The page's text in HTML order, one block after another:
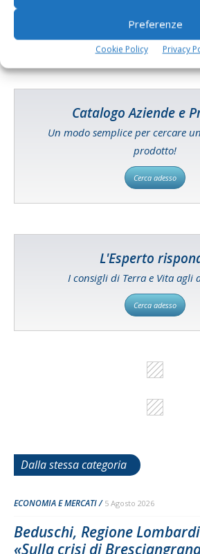
Preferenze
Cookie Policy Privacy
Catalogo Aziende e
Un modo semplice per cercare
prodotto!
Cerca adesso
L'Esperto
I consigli di Terra e Vita agli
Cerca adesso
Dalla stessa categoria
ECONOMIA E MERCATI 5 Agosto 2026
Beduschi, Regione
«Sulla crisi di